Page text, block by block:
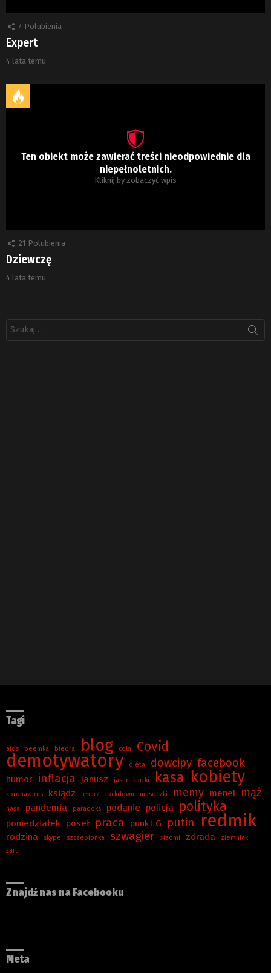
7 Polubienia
Expert
4 lata temu
Ten obiekt może zawierać treści nieodpowiednie dla
niepełnoletnich.
Kliknij by zobaczyć wpis
21 Polubienia
Dziewczę
4 lata temu
Tagi
aids beemka biedra blog cola Covid
demotywatory dieta dowcipy facebook
humor inflacja janusz jasiu kartki kasa kobiety
koronawirus ksiądz lekarz lockdown maseczki memy menel mąż
nasa pandemia paradoks podanie policja polityka
poniedziałek poseł praca punkt G putin redmik
rodzina skype szczepionka szwagier xiaomi zdrada
ziemniak
żart
Znajdź nas na Facebooku
Meta